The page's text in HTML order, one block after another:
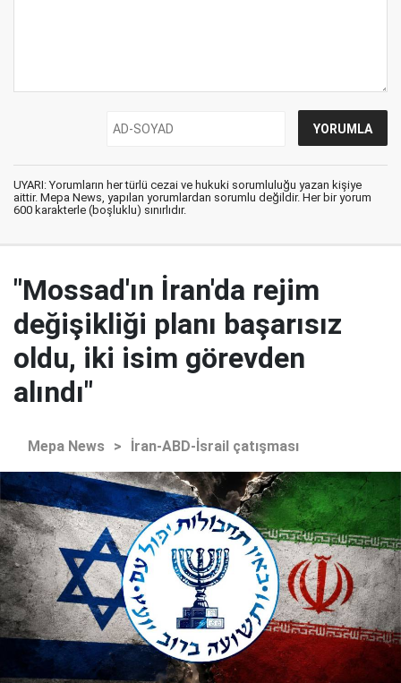
UYARI: Yorumların her türlü cezai ve hukuki sorumluluğu yazan kişiye
aittir. Mepa News, yapılan yorumlardan sorumlu değildir. Her bir yorum
600 karakterle (boşluklu) sınırlıdır.
"Mossad'ın İran'da rejim
değişikliği planı başarısız
oldu, iki isim görevden
alındı"
Mepa News > İran-ABD-İsrail çatışması